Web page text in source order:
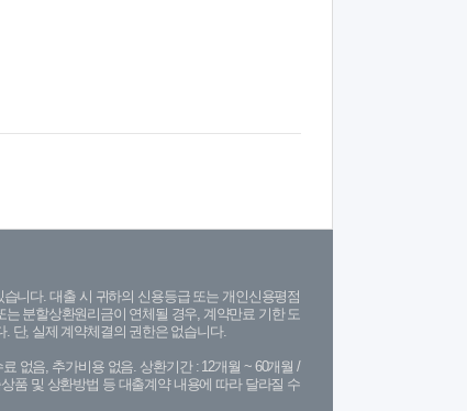
니다. 대출 시 귀하의 신용등급 또는 개인신용평점
분할상환원리금이 연체될 경우, 계약만료 기한 도
단, 실제 계약체결의 권한은 없습니다.
없음, 추가비용 없음. 상환기간 : 12개월 ~ 60개월 /
품 및 상환방법 등 대출계약 내용에 따라 달라질 수